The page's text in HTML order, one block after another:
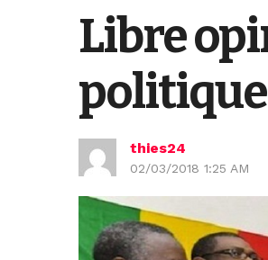
Libre
thies24
02/03/2018 1:25 AM